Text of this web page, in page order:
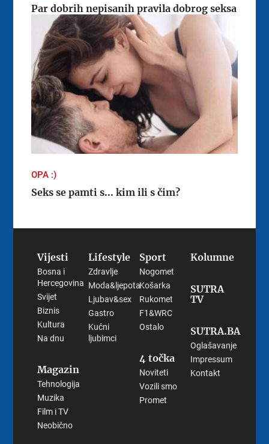
Par dobrih nepisanih pravila dobrog seksa
OPA :)
Seks se pamti s... kim ili s čim?
Vijesti
Bosna i
Hercegovina
Svijet
Biznis
Kultura
Na dnu
Magazin
Tehnologija
Muzika
Film i TV
Neobično
Lifestyle
Zdravlje
Moda&ljepota
Ljubav&sex
Gastro
Kućni
ljubimci
Sport
Nogomet
Košarka
Rukomet
F1&WRC
Ostalo
4 točka
Noviteti
Vozili smo
Promet
Kolumne
SUTRA
TV
SUTRA.BA
Oglašavanje
Impressum
Kontakt